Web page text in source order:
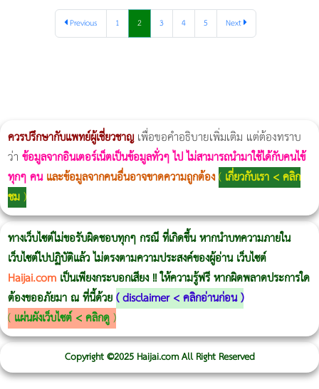
Previous 1 2 3 4 5 Next
ควรปรึกษากับแพทย์ผู้เชี่ยวชาญเพื่อขอคำอธิบายเพิ่มเติม แต่ต้องทราบ
ว่า ข้อมูลจากอินเตอร์เน็ตเป็นข้อมูลทั่วๆ ไป ไม่สามารถนำมาใช้ได้กับคนไข้
ทุกๆ คน และข้อมูลจากคนอื่นอาจขาดความถูกต้อง( เกี่ยวกับเรา < คลิก
ชม)
ทางเว็บไซต์ไม่ขอรับผิดชอบทุกๆ กรณี ที่เกิดขึ้น หากนำบทความภายใน
เว็บไซต์ไปปฏิบัติแล้ว ไม่ตรงตามความประสงค์ของผู้อ่าน เว็บไซต์
Haijai.com เป็นเพียงกระบอกเสียง !! ให้ความรู้ฟรี หากผิดพลาดประการใด
ต้องขออภัยมา ณ ที่นี้ด้วย(disclaimer < คลิกอ่านก่อน)
( แผ่นผังเว็บไซต์ < คลิกดู)
Copyright ©2025 Haijai.com All Right Reserved